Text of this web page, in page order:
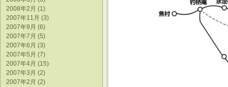
2008年2月 (1)
2007年11月 (3)
2007年9月 (6)
2007年7月 (5)
2007年6月 (3)
2007年5月 (7)
2007年4月 (15)
2007年3月 (2)
2007年2月 (2)